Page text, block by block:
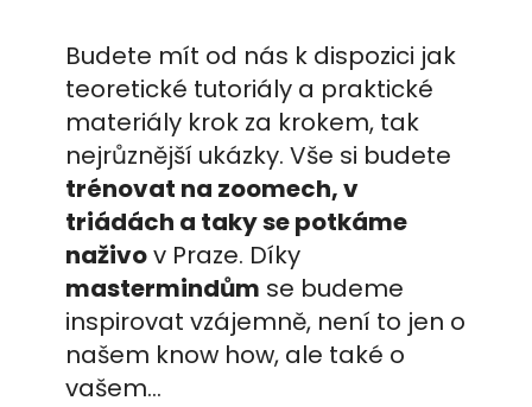
Budete mít od nás k dispozici jak
teoretické tutoriály a praktické
materiály krok za krokem, tak
nejrůznější ukázky. Vše si budete
trénovat na zoomech, v
triádách a taky se potkáme
naživov Praze. Díky
mastermindům se budeme
inspirovat vzájemně, není to jen o
našem know how, ale také o
vašem…